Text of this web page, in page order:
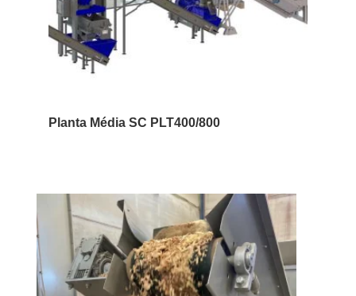
Planta Média SC PLT400/800